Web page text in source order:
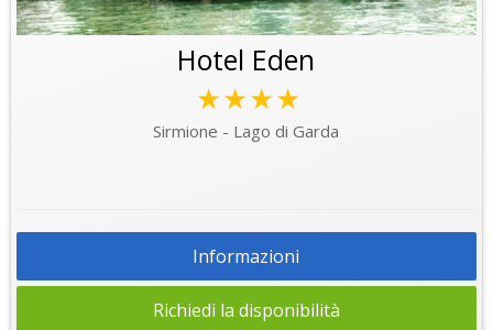
Hotel Eden
★★★★
Sirmione - Lago di Garda
Informazioni
Richiedi la disponibilità